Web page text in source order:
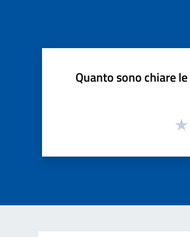
Quanto sono chiare